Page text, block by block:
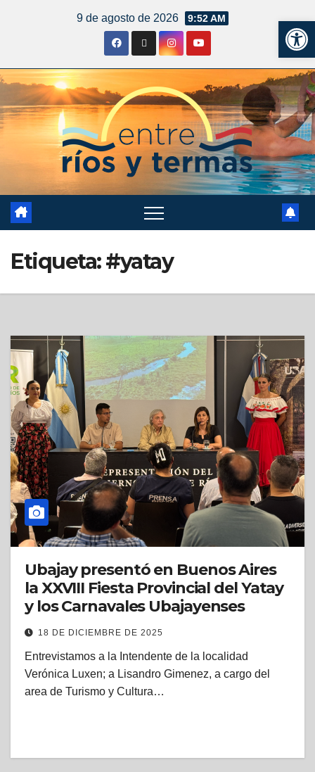
9 de agosto de 2026 9:52 AM
Etiqueta:#yatay
Ubajay presentó en Buenos Aires
la XXVIII Fiesta Provincial del Yatay
y los Carnavales Ubajayenses
18 DE DICIEMBRE DE 2025
Entrevistamos a la Intendente de la localidad
Verónica Luxen; a Lisandro Gimenez, a cargo del
area de Turismo y Cultura…